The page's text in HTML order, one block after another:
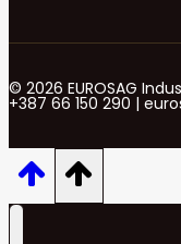
© 2026 EUROSAG
+387 66 150 290 |